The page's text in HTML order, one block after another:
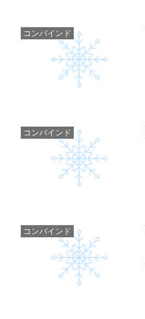
コンバインド
コンバインド
コンバインド